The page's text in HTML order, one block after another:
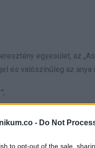
- Do Not
to opt-out of the sale,
egyesület, az
és valószínűleg az anya
nélkül fogadják be ezt
a nonprofit egyesület